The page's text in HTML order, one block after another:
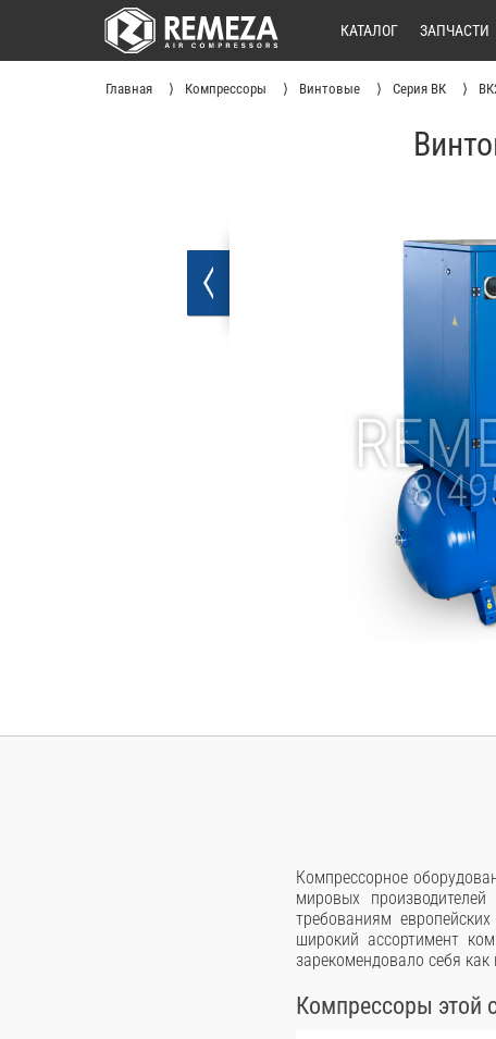
КАТАЛОГ ЗАПЧАСТИ
Главная Компрессоры Винтовые Серия ВК
Компрессорное
мировых
требованиям
широкий ассортимент
зарекомендовало себя
Компрессоры этой